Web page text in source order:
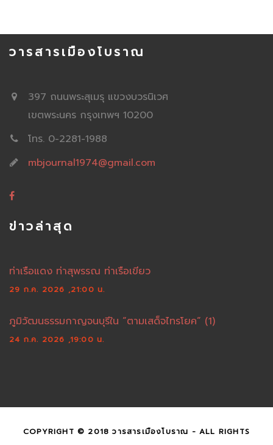
วารสารเมืองโบราณ
397 ถนนพระสุเมรุ แขวงบวรนิเวศ
เขตพระนคร กรุงเทพฯ 10200
โทร. 0-2281-1988
mbjournal1974@gmail.com
ข่าวล่าสุด
ท่าเรือแดง ท่าสุพรรณ ท่าเรือเขียว
29 ก.ค. 2026 ,21:00 น.
ภูมิวัฒนธรรมกาญจนบุรีใน “ตามเสด็จไทรโยค” (1)
24 ก.ค. 2026 ,19:00 น.
COPYRIGHT © 2018 วารสารเมืองโบราณ - ALL RIGHTS